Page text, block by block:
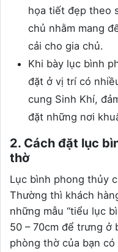
họa tiết đẹp theo
chủ nhằm mang
cải cho gia chủ.
Khi bày lục bình
đặt ở vị trí có
cung Sinh Khí,
đặt những nơi
2. Cách đặt lục
thờ
Lục bình phong thủy
Thường thì khách
những mẫu “tiểu lục
50 – 70cm để trưng ở
phòng thờ của bạn